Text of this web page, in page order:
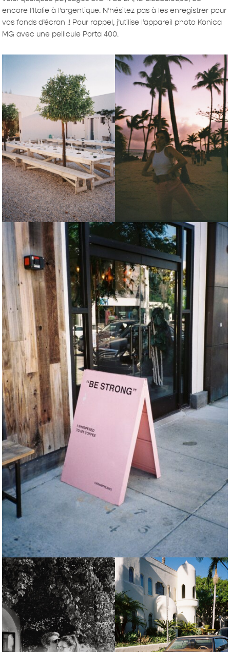
encore l’Italie à l’argentique. N’hésitez pas à les enregistrer pour
vos fonds d’écran !! Pour rappel, j’utilise l’appareil photo Konica
MG avec une pellicule Porta 400.